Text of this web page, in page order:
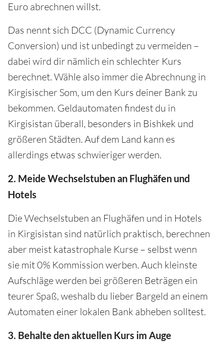
Euro abrechnen willst.
Das nennt sich DCC (Dynamic Currency
Conversion) und ist unbedingt zu vermeiden –
dabei wird dir nämlich ein schlechter Kurs
berechnet. Wähle also immer die Abrechnung in
Kirgisischer Som, um den Kurs deiner Bank zu
bekommen. Geldautomaten findest du in
Kirgisistan überall, besonders in Bishkek und
größeren Städten. Auf dem Land kann es
allerdings etwas schwieriger werden.
2. Meide Wechselstuben an Flughäfen und
Hotels
Die Wechselstuben an Flughäfen und in Hotels
in Kirgisistan sind natürlich praktisch, berechnen
aber meist katastrophale Kurse – selbst wenn
sie mit 0% Kommission werben. Auch kleinste
Aufschläge werden bei größeren Beträgen ein
teurer Spaß, weshalb du lieber Bargeld an einem
Automaten einer lokalen Bank abheben solltest.
3. Behalte den aktuellen Kurs im Auge